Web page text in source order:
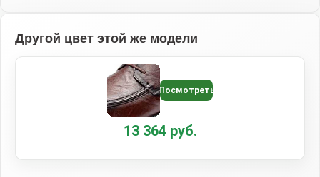
Другой цвет этой же модели
Посмотреть
13 364 руб.